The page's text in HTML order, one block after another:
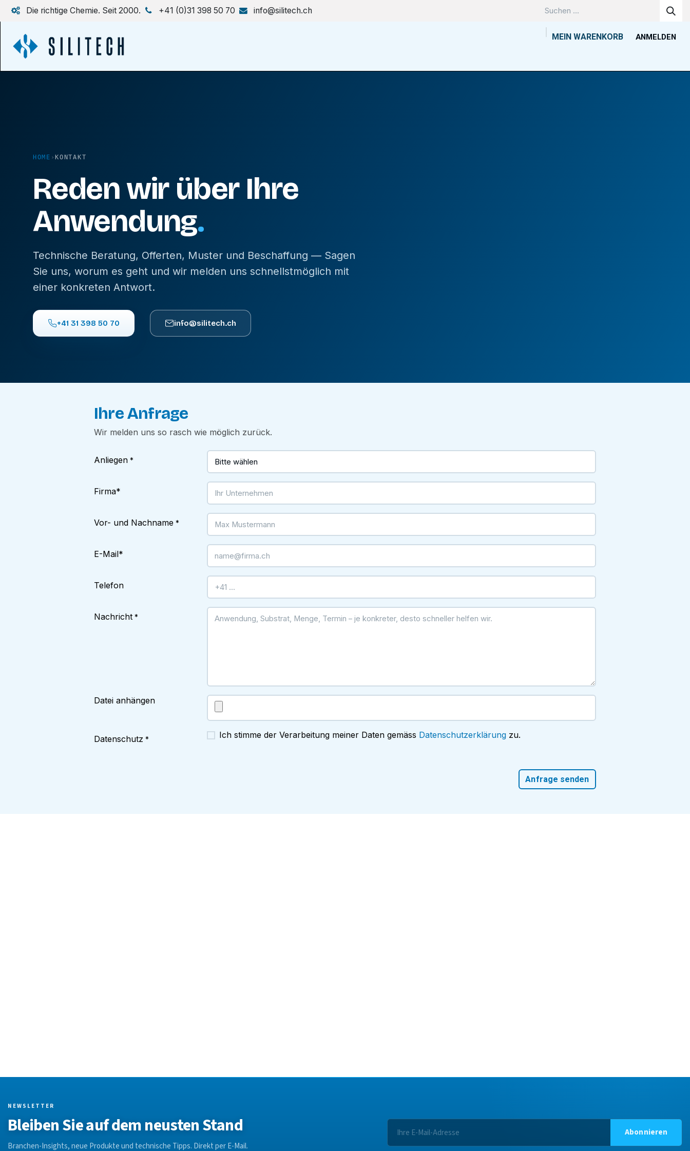
Zum Inhalt springen
Die richtige Chemie. Seit 2000. +41 (0)31 398 50 70 info@silitech.ch
MEIN WARENKORB ANMELDEN
HOME › KONTAKT
Reden wir über Ihre
Anwendung.
Technische Beratung, Offerten, Muster und Beschaffung — Sagen
Sie uns, worum es geht und wir melden uns schnellstmöglich mit
einer konkreten Antwort.
+41 31 398 50 70 info@silitech.ch
Ihre Anfrage
Wir melden uns so rasch wie möglich zurück.
Anliegen *
Firma*
Vor- und Nachname *
E-Mail*
Telefon
Nachricht *
Datei anhängen
Datenschutz * Ich stimme der Verarbeitung meiner Daten gemäss Datenschutzerklärung zu.
Anfrage senden
NEWSLETTER
Bleiben Sie auf dem neusten Stand
Branchen-Insights, neue Produkte und technische Tipps. Direkt per E-Mail.
Abonnieren